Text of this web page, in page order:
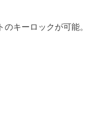
キーロックが可能。